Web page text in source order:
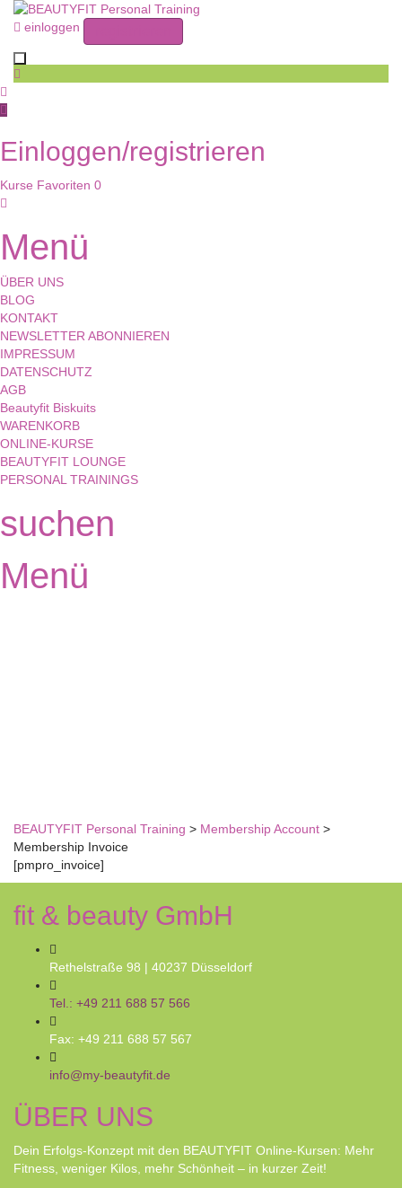
einloggen
Toggle navigation
Einloggen/registrieren
Kurse Favoriten 0
Menü
ÜBER UNS
BLOG
KONTAKT
NEWSLETTER ABONNIEREN
IMPRESSUM
DATENSCHUTZ
AGB
Beautyfit Biskuits
WARENKORB
ONLINE-KURSE
BEAUTYFIT LOUNGE
PERSONAL TRAININGS
suchen
Menü
BEAUTYFIT Personal Training > Membership Account >
Membership Invoice
[pmpro_invoice]
fit & beauty GmbH
Rethelstraße 98 | 40237 Düsseldorf
Tel.: +49 211 688 57 566
Fax: +49 211 688 57 567
info@my-beautyfit.de
ÜBER UNS
Dein Erfolgs-Konzept mit den BEAUTYFIT Online-Kursen: Mehr
Fitness, weniger Kilos, mehr Schönheit – in kurzer Zeit!